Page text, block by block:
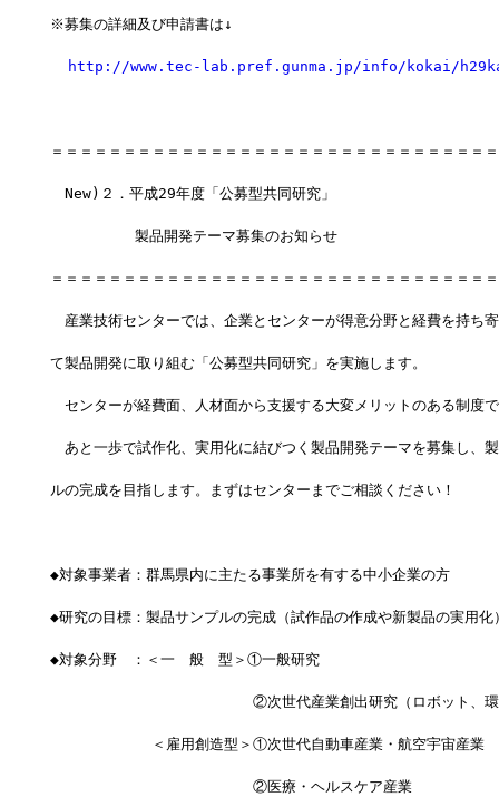
※募集の詳細及び申請書は↓
http://www.tec-lab.pref.gunma.jp/info/kokai/
＝＝＝＝＝＝＝＝＝＝＝＝＝＝＝＝＝＝＝＝＝＝＝＝＝＝＝＝＝＝
New)２．平成29年度「公募型共同研究」
製品開発テーマ募集のお知らせ
＝＝＝＝＝＝＝＝＝＝＝＝＝＝＝＝＝＝＝＝＝＝＝＝＝＝＝＝＝＝
産業技術センターでは、企業とセンターが得意分野と経費を持ち
て製品開発に取り組む「公募型共同研究」を実施します。
センターが経費面、人材面から支援する大変メリットのある制度
あと一歩で試作化、実用化に結びつく製品開発テーマを募集し、
ルの完成を目指します。まずはセンターまでご相談ください！
◆対象事業者：群馬県内に主たる事業所を有する中小企業の方
◆研究の目標：製品サンプルの完成（試作品の作成や新製品の実用化
◆対象分野　：＜一　般　型＞①一般研究
②次世代産業創出研究（ロボット、環境・
＜雇用創造型＞①次世代自動車産業・航空宇宙産業
②医療・ヘルスケア産業